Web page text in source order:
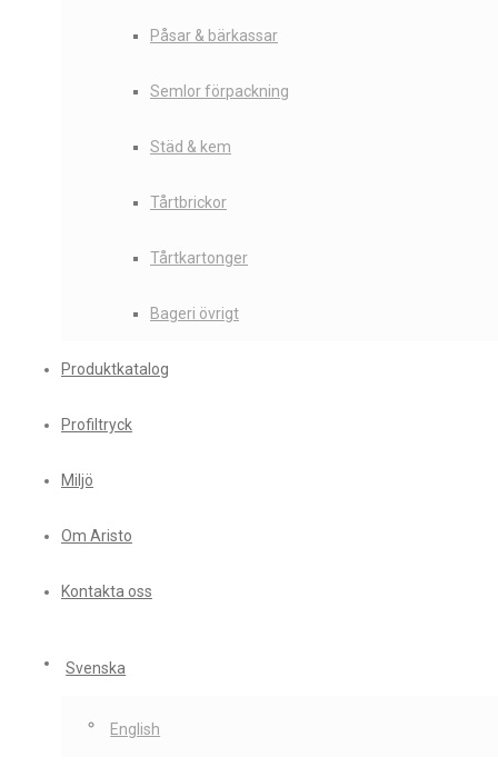
Påsar & bärkassar
Semlor förpackning
Städ & kem
Tårtbrickor
Tårtkartonger
Bageri övrigt
Produktkatalog
Profiltryck
Miljö
Om Aristo
Kontakta oss
Svenska
English